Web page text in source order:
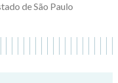
de São Paulo